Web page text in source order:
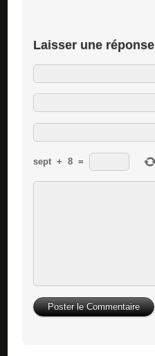
Laisser une réponse
sept + 8 =